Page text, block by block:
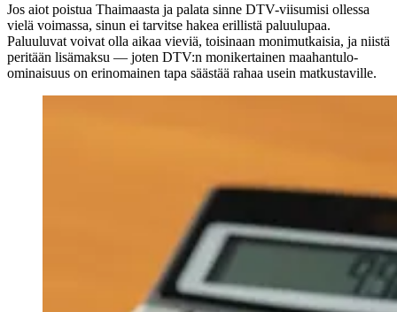
Jos aiot poistua Thaimaasta ja palata sinne DTV-viisumisi ollessa
vielä voimassa, sinun ei tarvitse hakea erillistä paluulupaa.
Paluuluvat voivat olla aikaa vieviä, toisinaan monimutkaisia, ja niistä
peritään lisämaksu — joten DTV:n monikertainen maahantulo-
ominaisuus on erinomainen tapa säästää rahaa usein matkustaville.